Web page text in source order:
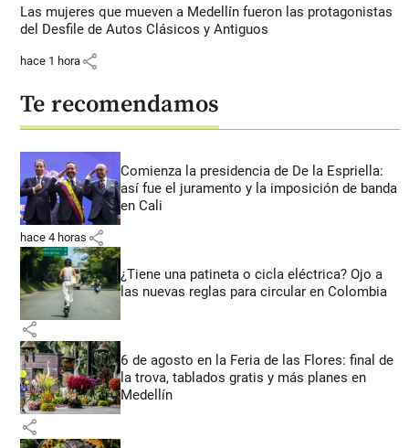
Las mujeres que mueven a Medellín fueron las protagonistas
del Desfile de Autos Clásicos y Antiguos
hace 1 hora share
Te recomendamos
Comienza la presidencia de De la Espriella:
así fue el juramento y la imposición de banda
en Cali
hace 4 horas share
¿Tiene una patineta o cicla eléctrica? Ojo a
las nuevas reglas para circular en Colombia
share
6 de agosto en la Feria de las Flores: final de
la trova, tablados gratis y más planes en
Medellín
share